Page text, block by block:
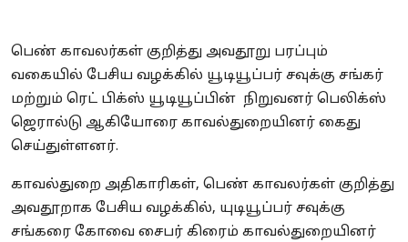
பெண் காவலர்கள் குறித்து அவதூறு பரப்பும்
வகையில் பேசிய வழக்கில் யூடியூப்பர் சவுக்கு சங்கர்
மற்றும் ரெட் பிக்ஸ் யூடியூப்பின் நிறுவனர் பெலிக்ஸ்
ஜெரால்டு ஆகியோரை காவல்துறையினர் கைது
செய்துள்ளனர்.
காவல்துறை அதிகாரிகள், பெண் காவலர்கள் குறித்து
அவதூறாக பேசிய வழக்கில், யுடியூப்பர் சவுக்கு
சங்கரை கோவை சைபர் கிரைம் காவல்துறையினர்